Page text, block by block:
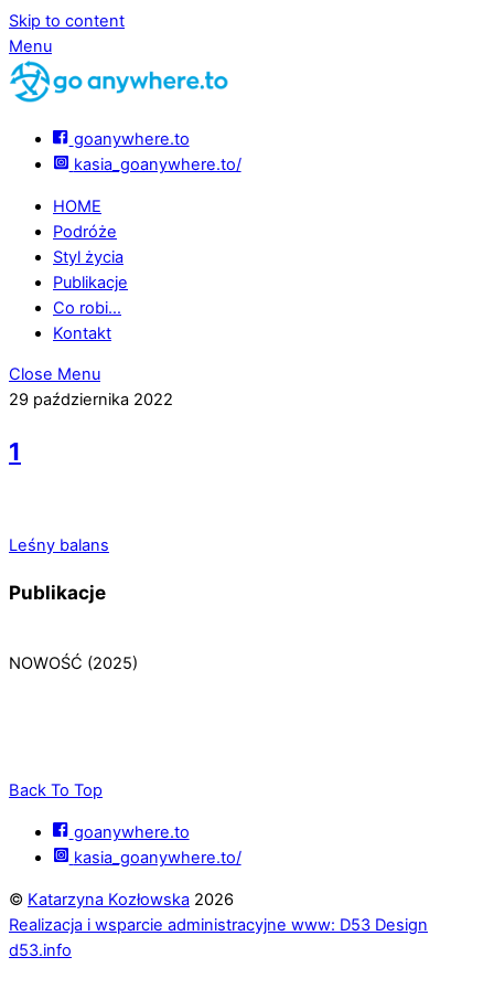
Skip to content
Menu
goanywhere.to
kasia_goanywhere.to/
HOME
Podróże
Styl życia
Publikacje
Co robi…
Kontakt
Close Menu
29 października 2022
1
Leśny balans
Publikacje
NOWOŚĆ (2025)
Back To Top
goanywhere.to
kasia_goanywhere.to/
© Katarzyna Kozłowska 2026
Realizacja i wsparcie administracyjne www: D53 Design
d53.info